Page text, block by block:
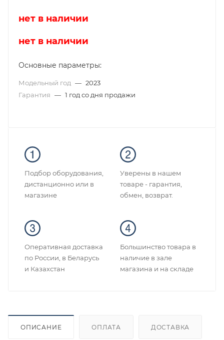
нет в наличии
нет в наличии
Основные параметры:
Модельный год — 2023
Гарантия — 1 год со дня продажи
Подбор оборудования,
дистанционно или в
магазине
Уверены в нашем
товаре - гарантия,
обмен, возврат.
Оперативная доставка
по России, в Беларусь
и Казахстан
Большинство товара в
наличие в зале
магазина и на складе
ОПИСАНИЕ ОПЛАТА ДОСТАВКА